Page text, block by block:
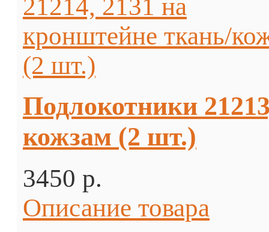
Подлокотники
кожзам (2 шт.)
3450 p.
Описание товара